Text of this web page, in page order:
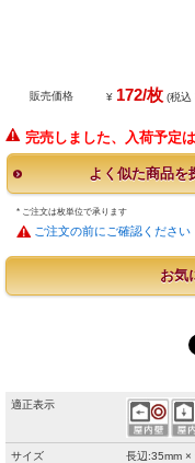
販売価格 ¥ 172/枚 (税込
完売しました、入荷予定
よく似た商品を
* ご注文は枚単位で承ります
ご注文の前にご確認ください
お気
適正表示
サイズ 長辺:35mm ×